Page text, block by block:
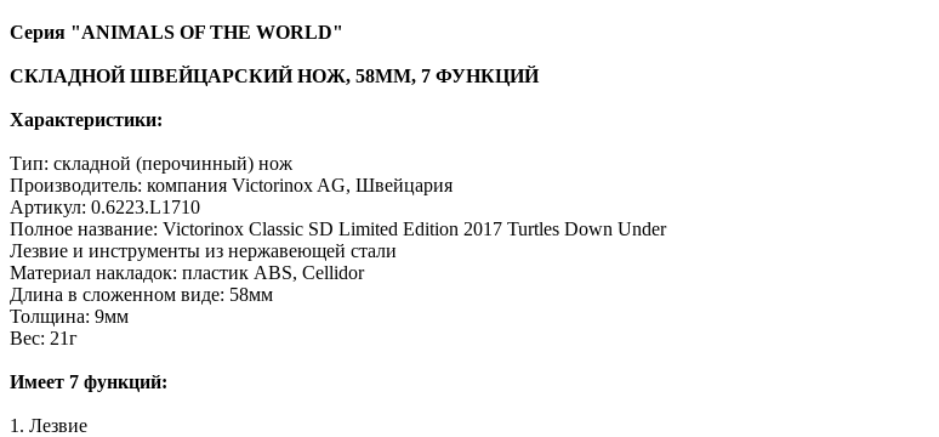
Серия "ANIMALS OF THE WORLD"
СКЛАДНОЙ ШВЕЙЦАРСКИЙ НОЖ, 58ММ, 7 ФУНКЦИЙ
Характеристики:
Тип: складной (перочинный) нож
Производитель: компания Victorinox AG, Швейцария
Артикул: 0.6223.L1710
Полное название: Victorinox Classic SD Limited Edition 2017 Turtles Down Under
Лезвие и инструменты из нержавеющей стали
Материал накладок: пластик ABS, Cellidor
Длина в сложенном виде: 58мм
Толщина: 9мм
Вес: 21г
Имеет 7 функций:
1. Лезвие